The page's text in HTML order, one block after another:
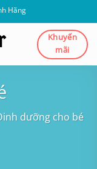
Hãng
Khuyến
mãi
dưỡng cho bé